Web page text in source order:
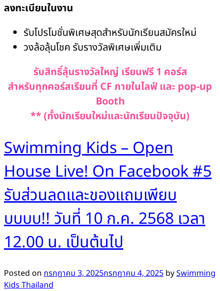
ลงทะเบียนในงาน
รับโปรโมชั่นพิเศษสุดสำหรับนักเรียนสมัครใหม่
วงล้อลุ้นโชค รับรางวัลพิเศษเพิ่มเติม
รับสิทธิ์ลุ้นรางวัลใหญ่ เรียนฟรี 1 คอร์ส
สำหรับทุกคอร์สเรียนที่ CF ภายในไลฟ์ และ pop-up
Booth
** (ทั้งนักเรียนใหม่และนักเรียนปัจจุบัน)
Swimming Kids – Open
House Live! On Facebook #5
รับส่วนลดและของแถมเพียบ
บบบบ!! วันที่ 10 ก.ค. 2568 เวลา
12.00 น. เป็นต้นไป
Posted on กรกฎาคม 3, 2025กรกฎาคม 4, 2025 bySwimming
Kids Thailand